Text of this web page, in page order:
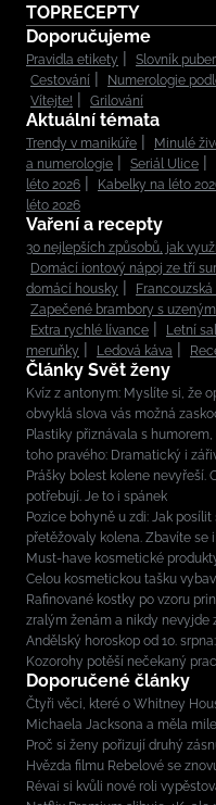
TOPRECEPTY
Doporučujeme
Pravidla etikety Slovník
Cestování
Numerologie
Vítejte!
Grilování
Aktuální témata
Trendy v manikúře Minulé
a numerologie
Seriál Ulice
léto 2026
Kabelky na léto
léto 2026
Vaření a recepty
30 nejlepších způsobů, jak
Domácí iontový nápoj ze tří
domácí housky
Zapečené brambory s
Extra rychlé lívance
Letní
meruňky
Ledová káva
Články Svět ženy
Kvíz z antonym: Myslíte si, že
obvyklá slova vás možná
Plastiky přiznávala s
toho pravého: Dramatický i
Prášky bolest kolene nevyřeší.
potřebují. Je to i spánek
Pozice bohyně u zdi: Jak
přetěžovaly kolena. Zbavíte se
Must-have kosmetické
Celou kosmetickou tašku
Rafinované kostky po vzoru
zralým ženám a nikdy nevyjde
Andělský horoskop od 10.
Kozorohy potěší nečekaný
Doporučené články
Čtyři věci, které o Whitney
Michaela Jacksona a měla
Proč si ženy pořizují druhý
Hvězda filmu Rebelové se
Révai si kvůli nové roli